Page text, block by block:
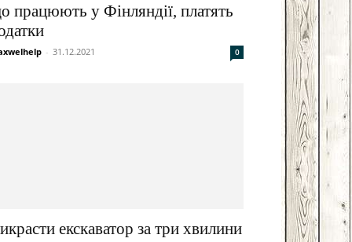
працюють у Фінляндії, платять
- 31.12.2021 0
екскаватор за три хвилини